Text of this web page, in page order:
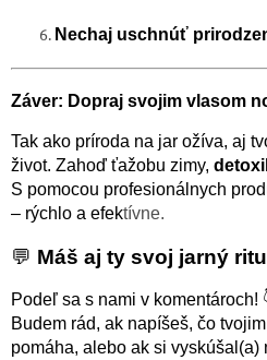
Nechaj uschnúť
Záver: Dopraj svojim vlasom
Tak ako príroda na jar ožíva, aj
život. Zahoď ťažobu zimy,
S pomocou profesionálnych
– rýchlo a efektívne.
💬 Máš aj ty svoj jarný
Podeľ sa s nami v komentároch!
Budem rád, ak napíšeš, čo
pomáha, alebo ak si vyskúšal(a)